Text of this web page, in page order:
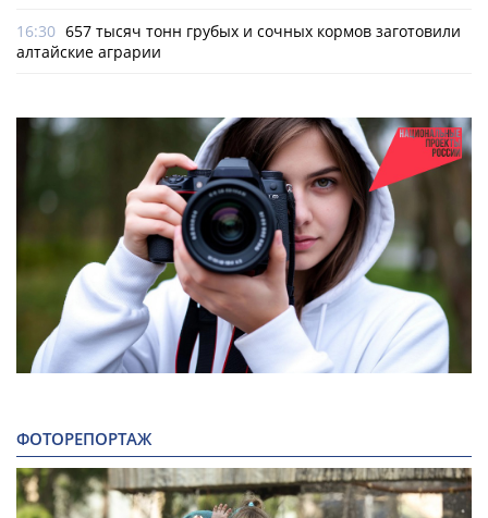
16:30 657 тысяч тонн грубых и сочных кормов заготовили
алтайские аграрии
ФОТОРЕПОРТАЖ